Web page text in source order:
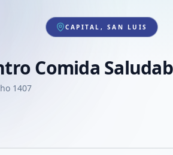
CAPITAL, SAN LUIS
Comida
1407